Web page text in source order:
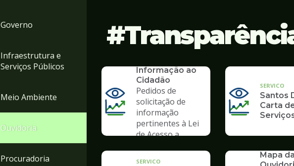
Governo
Infraestrutura e
Serviços Públicos
Meio Ambiente
Ouvidoria
Procuradoria
Informação ao
Cidadão
Pedidos de
solicitação de
informação
pertinentes à Lei
de Acesso a
SERVICO
Santos
Carta
SERVICO
Mapa